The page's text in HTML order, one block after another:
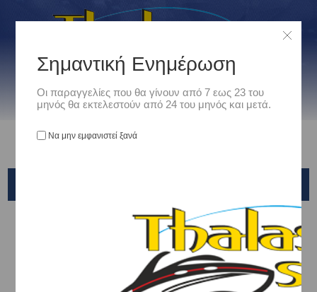
Είδη Αλιείας /
ΠΑΡΑΜΑΛΑ - ΑΡΜΑΤΩΣΙΕΣ -ΠΟΛΥΑΓΚΙΣΤΡΑ - ΜΠΑΛΑΔΟΚΑΘΕΤΕΣ /
ΕΞΕΙΔΙΚΕΥΜΕΝΕΣ ΑΡΜΑΤΩΣΙΕΣ / ZOKA
Σημαντική Ενημέρωση
Οι παραγγελίες που θα γίνουν από 7 εως 23 του
μηνός θα εκτελεστούν από 24 του μηνός και μετά.
Να μην εμφανιστεί ξανά